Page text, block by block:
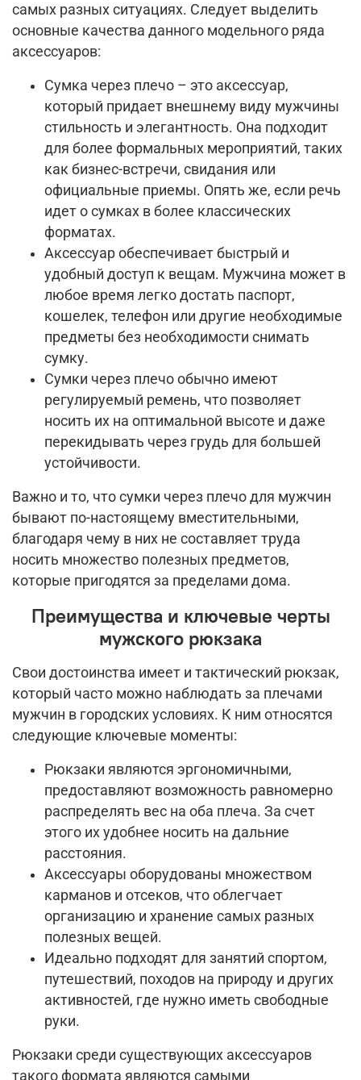
самых разных ситуациях. Следует выделить
основные качества данного модельного ряда
аксессуаров:
Сумка через плечо – это аксессуар,
который придает внешнему виду мужчины
стильность и элегантность. Она подходит
для более формальных мероприятий, таких
как бизнес-встречи, свидания или
официальные приемы. Опять же, если речь
идет о сумках в более классических
форматах.
Аксессуар обеспечивает быстрый и
удобный доступ к вещам. Мужчина может в
любое время легко достать паспорт,
кошелек, телефон или другие необходимые
предметы без необходимости снимать
сумку.
Сумки через плечо обычно имеют
регулируемый ремень, что позволяет
носить их на оптимальной высоте и даже
перекидывать через грудь для большей
устойчивости.
Важно и то, что сумки через плечо для мужчин
бывают по-настоящему вместительными,
благодаря чему в них не составляет труда
носить множество полезных предметов,
которые пригодятся за пределами дома.
Преимущества и ключевые черты
мужского рюкзака
Свои достоинства имеет и тактический рюкзак,
который часто можно наблюдать за плечами
мужчин в городских условиях. К ним относятся
следующие ключевые моменты:
Рюкзаки являются эргономичными,
предоставляют возможность равномерно
распределять вес на оба плеча. За счет
этого их удобнее носить на дальние
расстояния.
Аксессуары оборудованы множеством
карманов и отсеков, что облегчает
организацию и хранение самых разных
полезных вещей.
Идеально подходят для занятий спортом,
путешествий, походов на природу и других
активностей, где нужно иметь свободные
руки.
Рюкзаки среди существующих аксессуаров
такого формата являются самыми